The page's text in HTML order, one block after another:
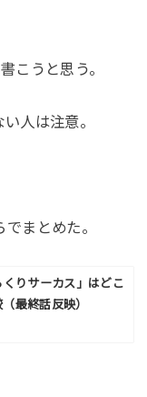
こうと思う。
人は注意。
まとめた。
りサーカス」はどこ
最終話反映）